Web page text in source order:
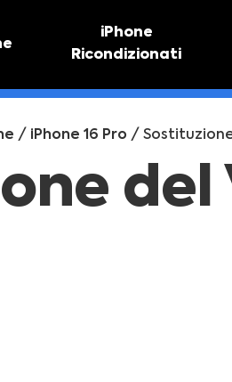
iPhone
Ricondizionati
RIPARAZIONE
Riparazione
/ iPhone 16 Pro /
del